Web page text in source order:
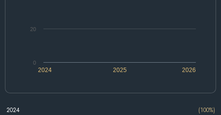
2024 2025 2026
0
20
2024
(100%)